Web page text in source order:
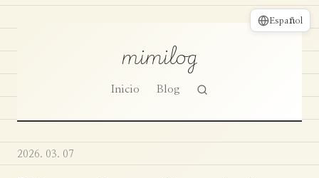
Español
mimilog
Inicio Blog
2026. 03. 07